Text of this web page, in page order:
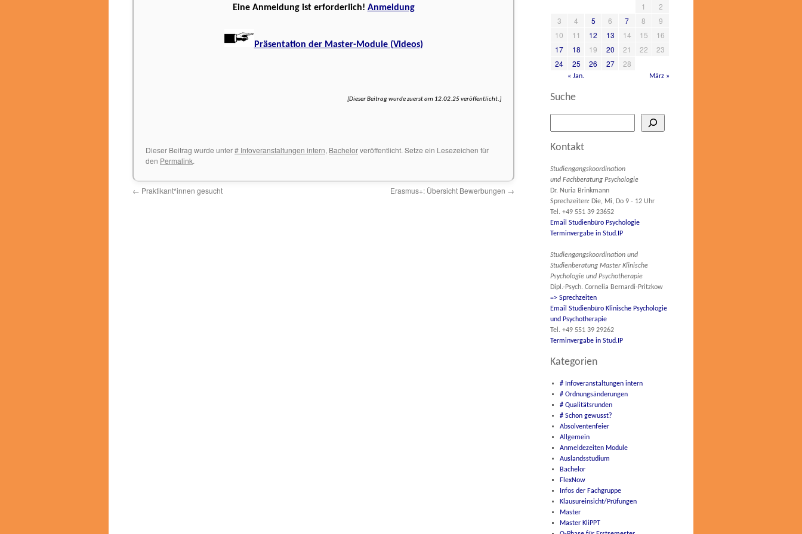
Eine Anmeldung ist erforderlich! Anmeldung
Präsentation der Master-Module (Videos)
[Dieser Beitrag wurde zuerst am 12.02.25 veröffentlicht.]
Dieser Beitrag wurde unter# Infoveranstaltungen intern, Bachelorveröffentlicht. Setze ein Lesezeichen für
den Permalink.
← Praktikant*innen gesucht Erasmus+: Übersicht Bewerbungen →
1
2
3
4 5 6 7 8
9
10
11 12 13 14 15
16
17
18 19 20 21 22
23
24
25 26 27 28
« Jan. März »
Suche
Kontakt
Studiengangskoordination
und Fachberatung Psychologie
Dr. Nuria Brinkmann
Sprechzeiten: Die, Mi, Do 9 - 12 Uhr
Tel. +49 551 39 23652
Email Studienbüro Psychologie
Terminvergabe in Stud.IP
Studiengangskoordination und
Studienberatung Master Klinische
Psychologie und Psychotherapie
Dipl.-Psych. Cornelia Bernardi-Pritzkow
=> Sprechzeiten
Email Studienbüro Klinische Psychologie
und Psychotherapie
Tel. +49 551 39 29262
Terminvergabe in Stud.IP
Kategorien
# Infoveranstaltungen intern
# Ordnungsänderungen
# Qualitätsrunden
# Schon gewusst?
Absolventenfeier
Allgemein
Anmeldezeiten Module
Auslandsstudium
Bachelor
FlexNow
Infos der Fachgruppe
Klausureinsicht/Prüfungen
Master
Master KliPPT